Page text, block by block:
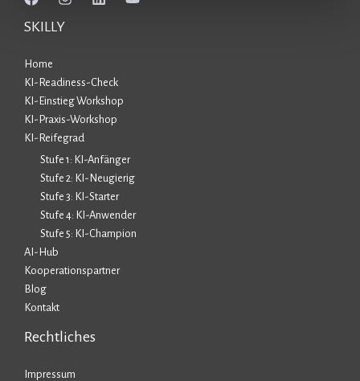
SKILLY
Home
KI-Readiness-Check
KI-Einstieg Workshop
KI-Praxis-Workshop
KI-Reifegrad
Stufe 1: KI-Anfänger
Stufe 2: KI-Neugierig
Stufe 3: KI-Starter
Stufe 4: KI-Anwender
Stufe 5: KI-Champion
AI-Hub
Kooperationspartner
Blog
Kontakt
Rechtliches
Impressum